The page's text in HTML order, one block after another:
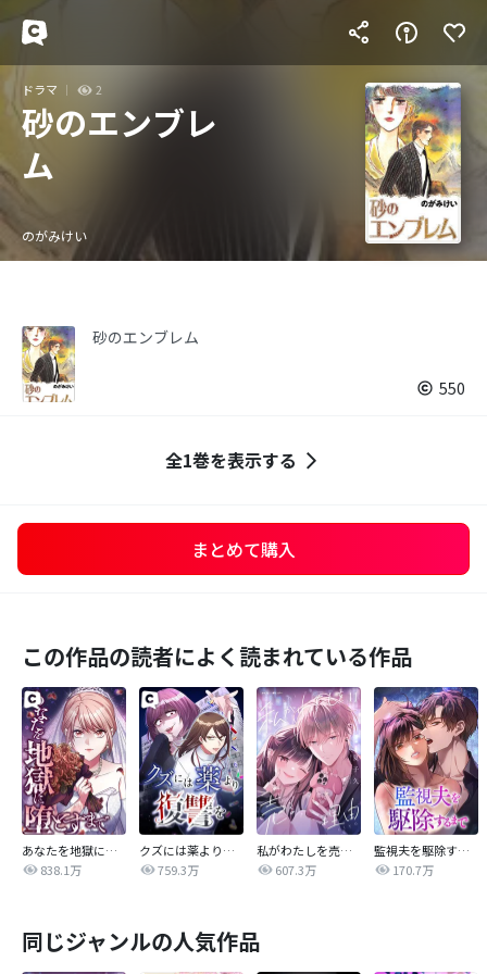
ドラマ 2
砂のエンブレ
ム
のがみけい
砂のエンブレム
550
全1巻を表示する
まとめて購入
この作品の読者によく読まれている作品
あなたを地獄に堕とすまで
838.1万
クズには薬より復讐を
759.3万
私がわたしを売る理由
607.3万
監視夫を駆除するまで
170.7万
同じジャンルの人気作品